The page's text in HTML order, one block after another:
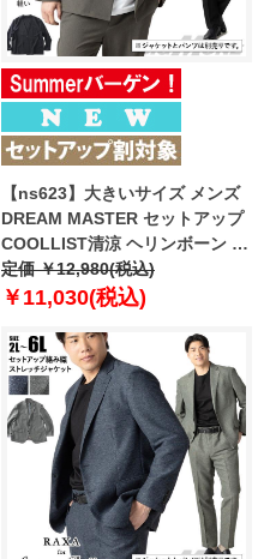
【ns623】大きいサイズ メンズ
DREAM MASTER セットアップ
COOLLIST清涼 ヘリンボーン ス
トレッチ ノーカラー ジャケット
軽量 ウォッシャブル スマリラ 春
定価 ￥12,980(税込)
￥11,030(税込)